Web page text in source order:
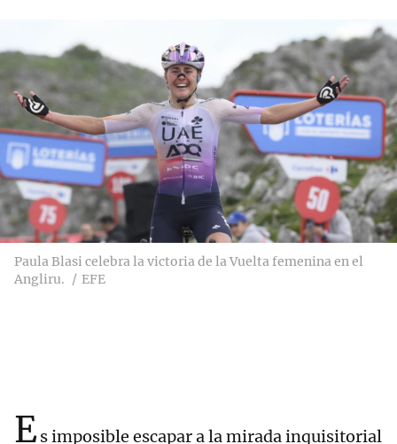
Paula Blasi celebra la victoria de la Vuelta femenina en el
Angliru.
EFE
Es imposible escapar a la mirada inquisitorial